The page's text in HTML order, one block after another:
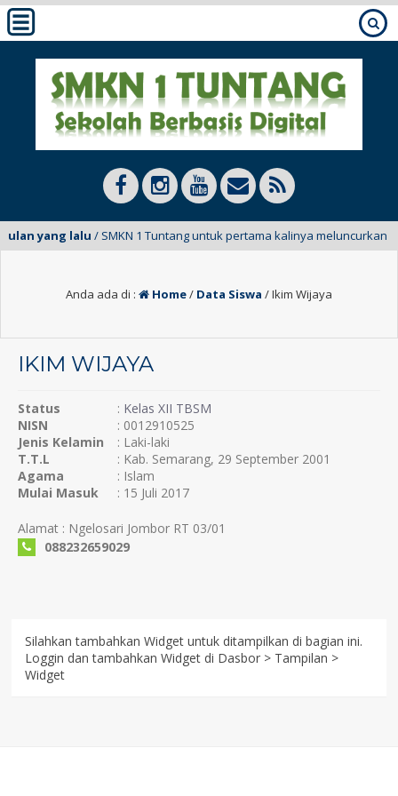
yang lalu/ SMKN 1 Tuntang untuk pertama kalinya meluncurkan
Anda ada di : Home/ Data Siswa /Ikim Wijaya
IKIM WIJAYA
Status : Kelas XII TBSM
NISN
: 0012910525
Jenis Kelamin
: Laki-laki
T.T.L
: Kab. Semarang, 29 September 2001
Agama
: Islam
Mulai Masuk
: 15 Juli 2017
Alamat : Ngelosari Jombor RT 03/01
088232659029
Silahkan tambahkan Widget untuk ditampilkan di bagian ini.
Loggin dan tambahkan Widget di Dasbor > Tampilan >
Widget